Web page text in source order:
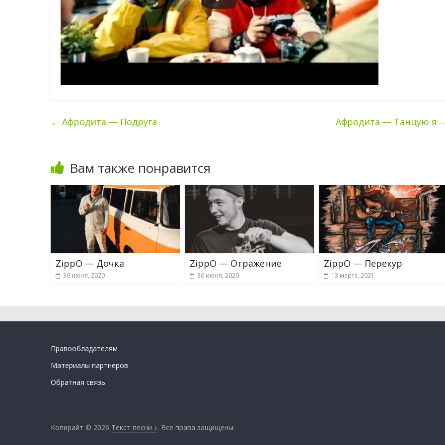
← Афродита — Подруга Афродита — Танцую я
Вам также понравится
ZippO — Дочка
30 июня, 2020
ZippO — Отражение
30 июня, 2020
ZippO — Перекур
13 марта, 2021
Правообладателям
Материалы партнеров
Обратная связь
Копирайт © 2026 Текст песни ♪. Все права защищены.